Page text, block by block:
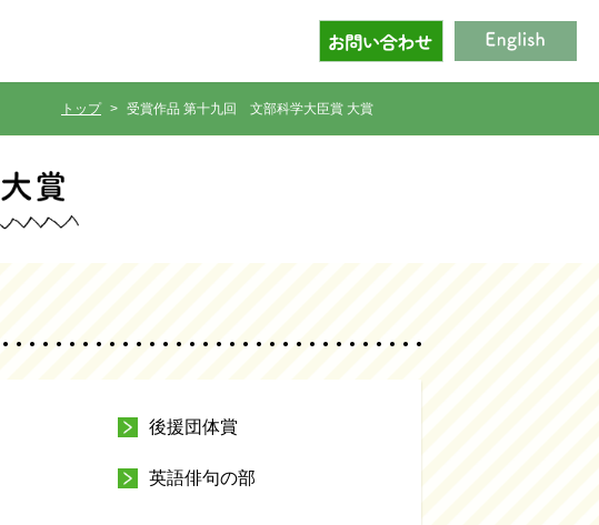
トップ 受賞作品 第十九回 文部科学大臣賞 大賞
後援団体賞
英語俳句の部